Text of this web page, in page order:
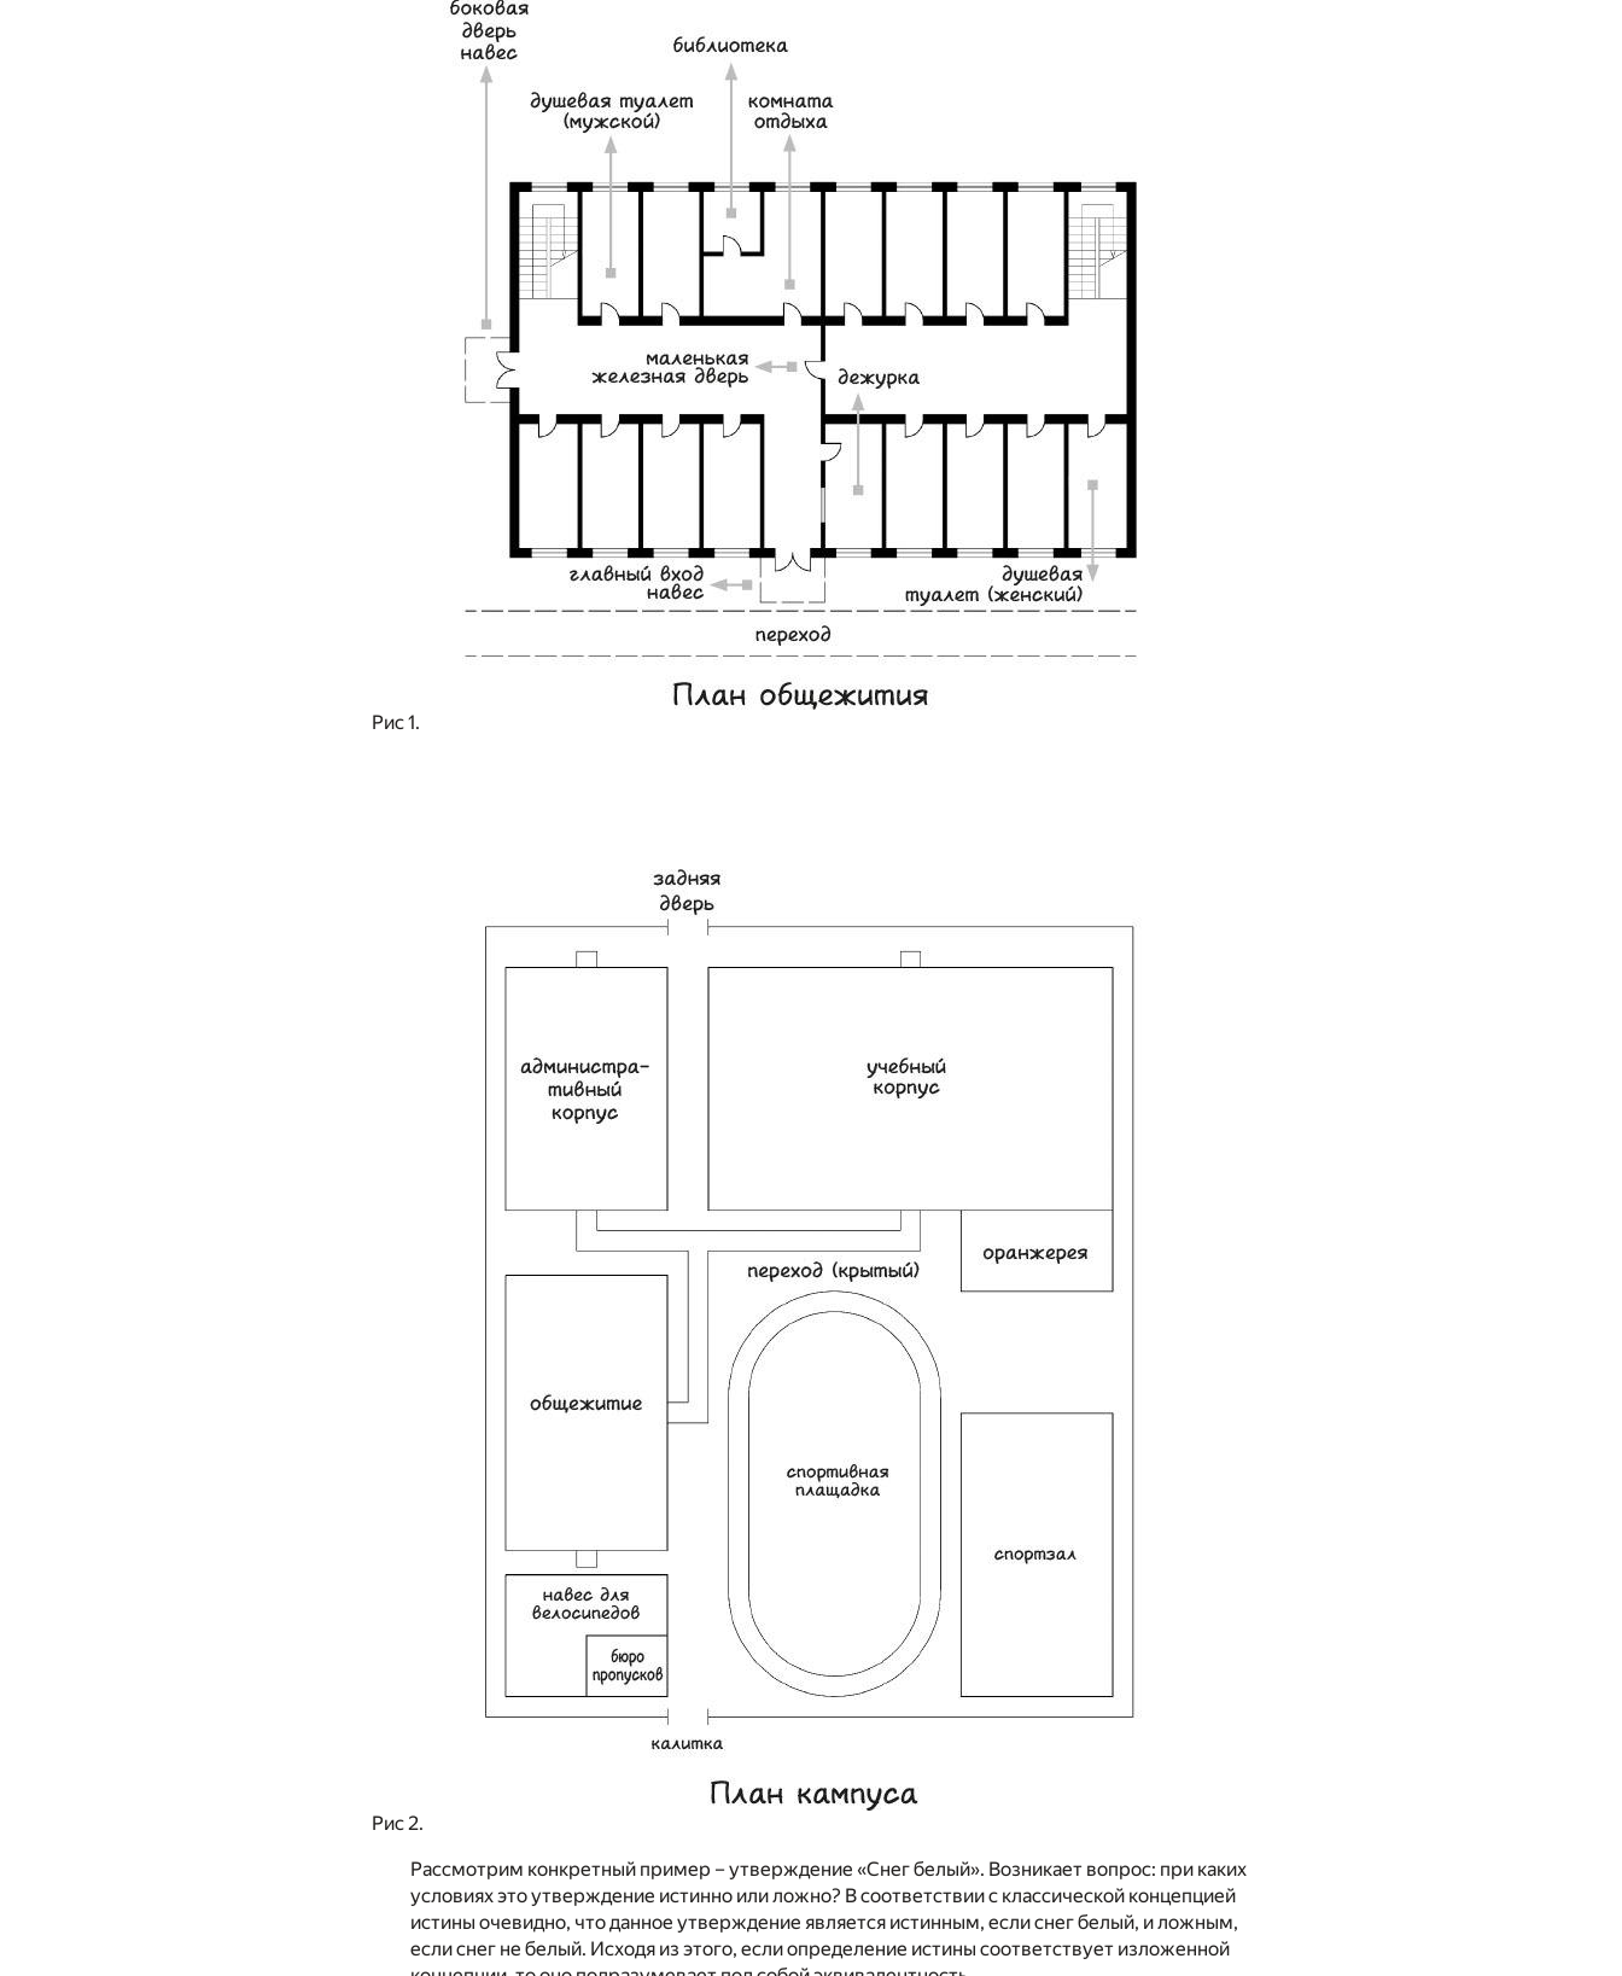
Рис 1.
Рис 2.
Рассмотрим конкретный пример – утверждение «Снег белый». Возникает вопрос: при каких
условиях это утверждение истинно или ложно? В соответствии с классической концепцией
истины очевидно, что данное утверждение является истинным, если снег белый, и ложным,
если снег не белый. Исходя из этого, если определение истины соответствует изложенной